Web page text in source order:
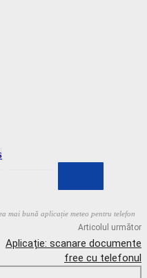
mai bună aplicație meteo pentru telefon
Articolul următor
Aplicație: scanare documente
free cu telefonul